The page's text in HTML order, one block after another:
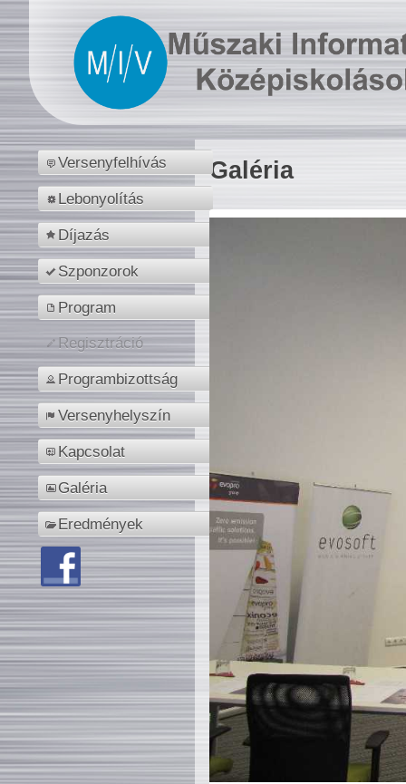
Versenyfelhívás
Lebonyolítás
Díjazás
Szponzorok
Program
Regisztráció
Programbizottság
Versenyhelyszín
Kapcsolat
Galéria
Eredmények
Galéria